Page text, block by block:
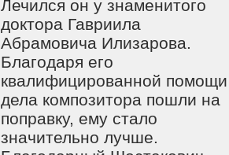
Лечился он у знаменитого
доктора Гавриила
Абрамовича Илизарова.
Благодаря его
квалифицированной помощи
дела композитора пошли на
поправку, ему стало
значительно лучше.